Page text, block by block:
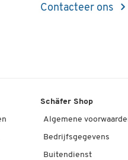
Contacteer ons
Schäfer Shop
Algemene
Bedrijfsgegevens
Buitendienst